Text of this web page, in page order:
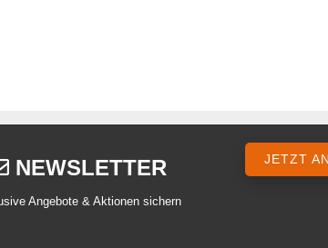
NEWSLETTER
Angebote & Aktionen sichern
JETZT